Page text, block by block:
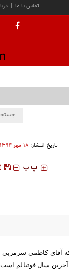
| تماس با ما
تاریخ انتشار: ۱۸ مهر ۱۳۹۴ - ۱۶:۳۲
‍‍‍ پ پ
آقای کاظمی سرمربی
سال فوتبالم است